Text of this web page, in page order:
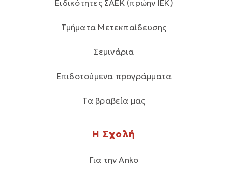
Ειδικότητες ΣΑΕΚ (πρώην ΙΕΚ)
Τμήματα Μετεκπαίδευσης
Σεμινάρια
Επιδοτούμενα προγράμματα
Τα βραβεία μας
Η Σχολή
Για την Anko